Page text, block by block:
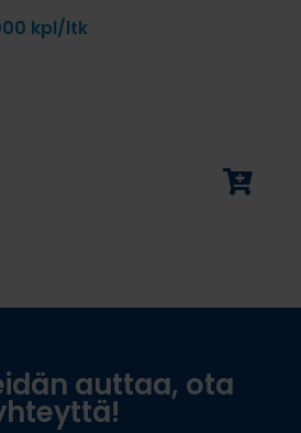
kpl/ltk
auttaa, ota